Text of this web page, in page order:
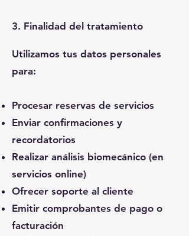
3. Finalidad del tratamiento
Utilizamos tus datos personales
para:
Procesar reservas de servicios
Enviar confirmaciones y
recordatorios
Realizar análisis biomecánico (en
servicios online)
Ofrecer soporte al cliente
Emitir comprobantes de pago o
facturación